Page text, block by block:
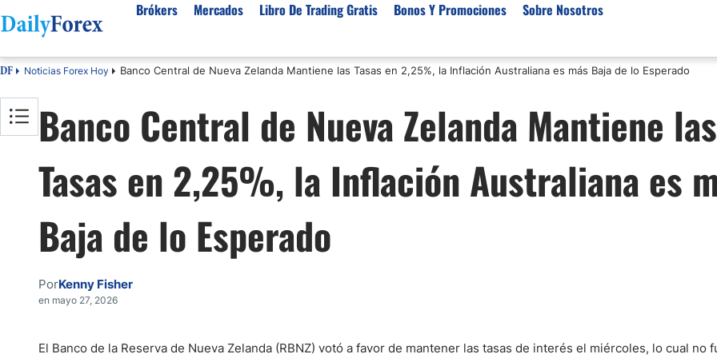
Brókers
España
Argentina
Mexico
Costa Rica
Venezuela
Guatemala
Cuba
Brokers Regulados
Brokers Para Scalping
Broker Oro
Brokers de Trading Automático
Brokers por Categoría
Lista de Mejores Prop
Empresas de Fondeo en
Empresas de Fondeo de
Mercados
Divisas
EUR/USD
USD/COP
USD/PEN
Todas las Divisas
Materias Primas
Oro (XAU/USD)
Indices
Análisis Forex
Señales Forex Gratis
El Oro va a Subir o Bajar
Tendencia Euro
Libro De Trading Gratis Bonos Y Promociones Sobre Nosotros
Sobre Nosotros
Política editorial
Cómo generamos ingresos
Nuestra metodología
Por qué confiar en nosotros
DF Noticias Forex Hoy Banco Central de Nueva Zelanda Mantiene las Tasas en 2,25%, la Inflación Australiana es más Baja de lo Esperado
Banco Central de Nueva Zelanda Mantiene las
Tasas en 2,25%, la Inflación Australiana es
Baja de lo Esperado
PorKenny Fisher
en mayo 27, 2026
El Banco de la Reserva de Nueva Zelanda (RBNZ) votó a favor de mantener las tasas de interés el miércoles, lo cual no